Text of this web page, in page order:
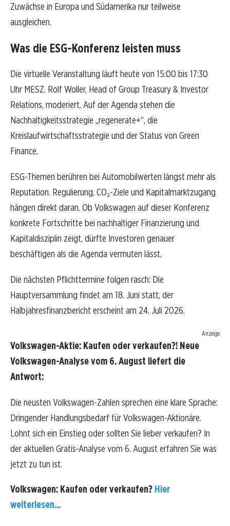
Zuwächse in Europa und Südamerika nur teilweise
ausgleichen.
Was die ESG-Konferenz leisten muss
Die virtuelle Veranstaltung läuft heute von 15:00 bis 17:30
Uhr MESZ. Rolf Woller, Head of Group Treasury & Investor
Relations, moderiert. Auf der Agenda stehen die
Nachhaltigkeitsstrategie „regenerate+“, die
Kreislaufwirtschaftsstrategie und der Status von Green
Finance.
ESG-Themen berühren bei Automobilwerten längst mehr als
Reputation. Regulierung, CO₂-Ziele und Kapitalmarktzugang
hängen direkt daran. Ob Volkswagen auf dieser Konferenz
konkrete Fortschritte bei nachhaltiger Finanzierung und
Kapitaldisziplin zeigt, dürfte Investoren genauer
beschäftigen als die Agenda vermuten lässt.
Die nächsten Pflichttermine folgen rasch: Die
Hauptversammlung findet am 18. Juni statt, der
Halbjahresfinanzbericht erscheint am 24. Juli 2026.
Anzeige
Volkswagen-Aktie: Kaufen oder verkaufen?! Neue
Volkswagen-Analyse vom 6. August liefert die
Antwort:
Die neusten Volkswagen-Zahlen sprechen eine klare Sprache:
Dringender Handlungsbedarf für Volkswagen-Aktionäre.
Lohnt sich ein Einstieg oder sollten Sie lieber verkaufen? In
der aktuellen Gratis-Analyse vom 6. August erfahren Sie was
jetzt zu tun ist.
Volkswagen: Kaufen oder verkaufen? Hier
weiterlesen...